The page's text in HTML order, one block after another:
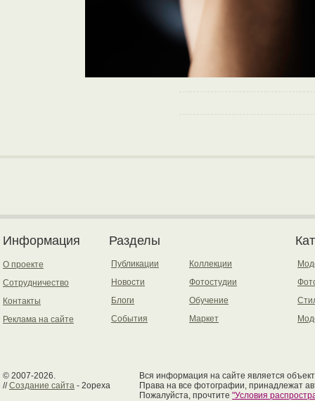
Информация
О проекте
Сотрудничество
Контакты
Реклама на сайте
Разделы
Публикации
Новости
Блоги
События
Коллекции
Фотостудии
Обучение
Маркет
© 2007-2026.
//Создание сайта - 2opexa
Вся информация на сайте является
Права на все фотографии, принадлежат
Пожалуйста, прочтите "Условия